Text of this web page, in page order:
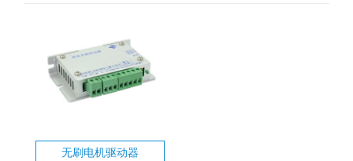
无刷电机驱动器